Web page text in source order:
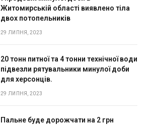
Житомирській області виявлено тіла
двох потопельників
29 ЛИПНЯ, 2023
20 тонн питної та 4 тонни технічної води
підвезли рятувальники минулої доби
для херсонців.
29 ЛИПНЯ, 2023
Пальне буде дорожчати на 2 грн